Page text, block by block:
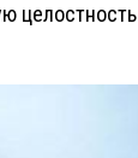
целостность